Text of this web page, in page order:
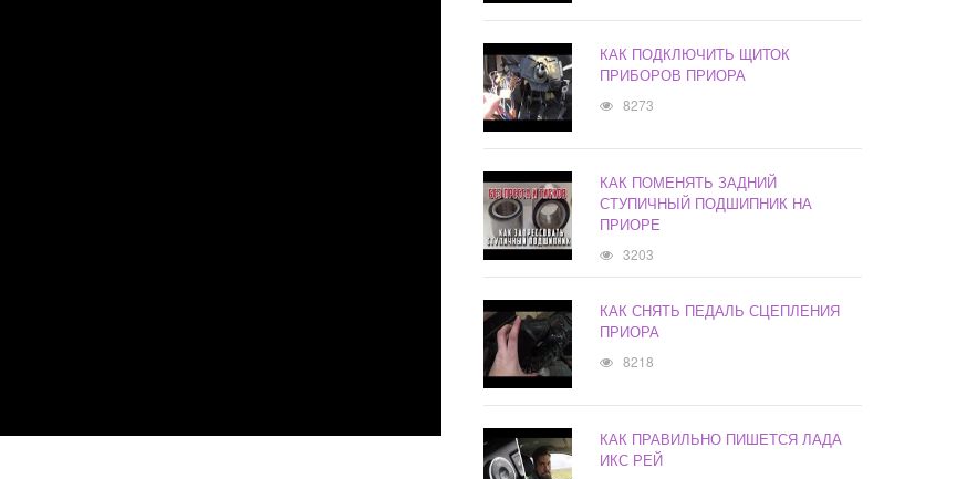
КАК ПОДКЛЮЧИТЬ ЩИТОК
ПРИБОРОВ ПРИОРА
8273
КАК ПОМЕНЯТЬ ЗАДНИЙ
СТУПИЧНЫЙ ПОДШИПНИК НА
ПРИОРЕ
3203
КАК СНЯТЬ ПЕДАЛЬ СЦЕПЛЕНИЯ
ПРИОРА
8218
КАК ПРАВИЛЬНО ПИШЕТСЯ ЛАДА
ИКС РЕЙ